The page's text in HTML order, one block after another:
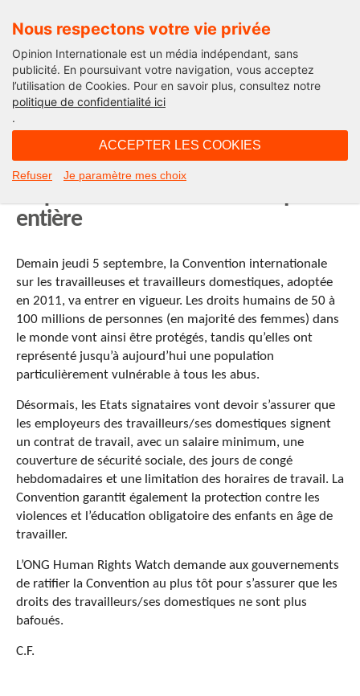
Nous respectons votre vie privée
Opinion Internationale est un média indépendant, sans
publicité. En poursuivant votre navigation, vous acceptez
l’utilisation de Cookies. Pour en savoir plus, consultez notre
politique de confidentialité ici
.
ACCEPTER LES COOKIES
Refuser Je paramètre mes choix
Le Fil
Les travailleurs/ses domestiques
entière
Demain jeudi 5 septembre, la Convention internationale
sur les travailleuses et travailleurs domestiques, adoptée
en 2011, va entrer en vigueur. Les droits humains de 50 à
100 millions de personnes (en majorité des femmes) dans
le monde vont ainsi être protégés, tandis qu’elles ont
représenté jusqu’à aujourd’hui une population
particulièrement vulnérable à tous les abus.
Désormais, les Etats signataires vont devoir s’assurer que
les employeurs des travailleurs/ses domestiques signent
un contrat de travail, avec un salaire minimum, une
couverture de sécurité sociale, des jours de congé
hebdomadaires et une limitation des horaires de travail. La
Convention garantit également la protection contre les
violences et l’éducation obligatoire des enfants en âge de
travailler.
L’ONG Human Rights Watch demande aux gouvernements
de ratifier la Convention au plus tôt pour s’assurer que les
droits des travailleurs/ses domestiques ne sont plus
bafoués.
C.F.